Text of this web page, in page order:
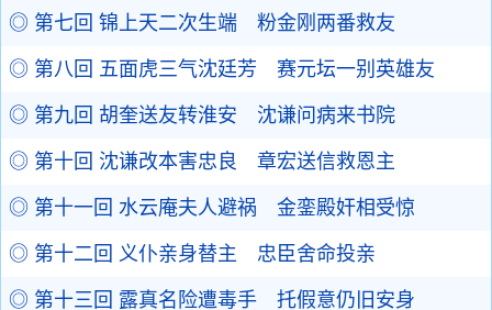
◎ 第七回 锦上天二次生端 粉金刚两番救友
◎ 第八回 五面虎三气沈廷芳 赛元坛一别英雄友
◎ 第九回 胡奎送友转淮安 沈谦问病来书院
◎ 第十回 沈谦改本害忠良 章宏送信救恩主
◎ 第十一回 水云庵夫人避祸 金銮殿奸相受惊
◎ 第十二回 义仆亲身替主 忠臣舍命投亲
◎ 第十三回 露真名险遭毒手 托假意仍旧安身